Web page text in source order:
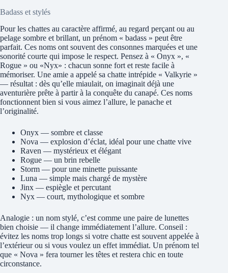
Badass et stylés
Pour les chattes au caractère affirmé, au regard perçant ou au
pelage sombre et brillant, un prénom « badass » peut être
parfait. Ces noms ont souvent des consonnes marquées et une
sonorité courte qui impose le respect. Pensez à « Onyx », «
Rogue » ou «Nyx» : chacun sonne fort et reste facile à
mémoriser. Une amie a appelé sa chatte intrépide « Valkyrie »
— résultat : dès qu’elle miaulait, on imaginait déjà une
aventurière prête à partir à la conquête du canapé. Ces noms
fonctionnent bien si vous aimez l’allure, le panache et
l’originalité.
Onyx — sombre et classe
Nova — explosion d’éclat, idéal pour une chatte vive
Raven — mystérieux et élégant
Rogue — un brin rebelle
Storm — pour une minette puissante
Luna — simple mais chargé de mystère
Jinx — espiègle et percutant
Nyx — court, mythologique et sombre
Analogie : un nom stylé, c’est comme une paire de lunettes
bien choisie — il change immédiatement l’allure. Conseil :
évitez les noms trop longs si votre chatte est souvent appelée à
l’extérieur ou si vous voulez un effet immédiat. Un prénom tel
que « Nova » fera tourner les têtes et restera chic en toute
circonstance.